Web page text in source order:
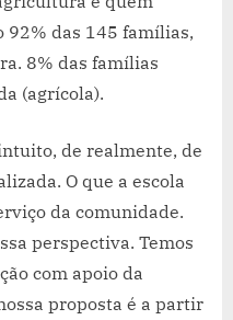
92% das 145 famílias,
8% das famílias
(agrícola).
de realmente, de
O que a escola
da comunidade.
perspectiva. Temos
com apoio da
proposta é a partir